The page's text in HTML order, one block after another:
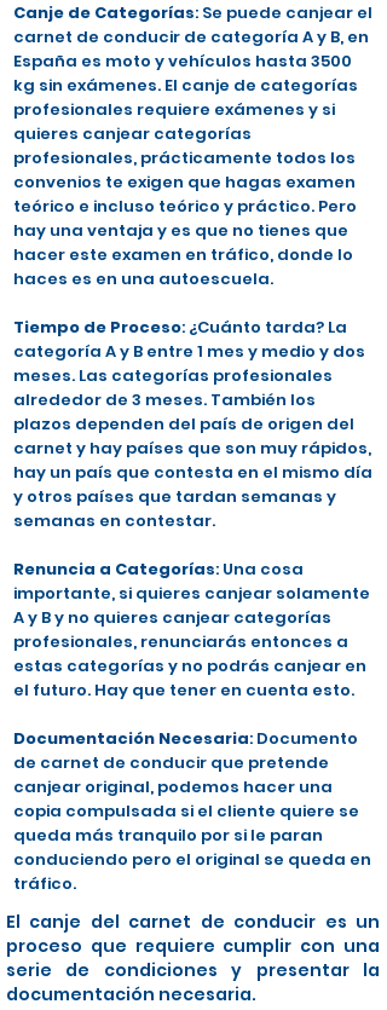
Canje de Categorías: Se puede canjear el
carnet de conducir de categoría A y B, en
España es moto y vehículos hasta 3500
kg sin exámenes. El canje de categorías
profesionales requiere exámenes y si
quieres canjear categorías
profesionales, prácticamente todos los
convenios te exigen que hagas examen
teórico e incluso teórico y práctico. Pero
hay una ventaja y es que no tienes que
hacer este examen en tráfico, donde lo
haces es en una autoescuela.
Tiempo de Proceso: ¿Cuánto tarda? La
categoría A y B entre 1 mes y medio y dos
meses. Las categorías profesionales
alrededor de 3 meses. También los
plazos dependen del país de origen del
carnet y hay países que son muy rápidos,
hay un país que contesta en el mismo día
y otros países que tardan semanas y
semanas en contestar.
Renuncia a Categorías: Una cosa
importante, si quieres canjear solamente
A y B y no quieres canjear categorías
profesionales, renunciarás entonces a
estas categorías y no podrás canjear en
el futuro. Hay que tener en cuenta esto.
Documentación Necesaria: Documento
de carnet de conducir que pretende
canjear original, podemos hacer una
copia compulsada si el cliente quiere se
queda más tranquilo por si le paran
conduciendo pero el original se queda en
tráfico.
El canje del carnet de conducir es un
proceso que requiere cumplir con una
serie de condiciones y presentar la
documentación necesaria.